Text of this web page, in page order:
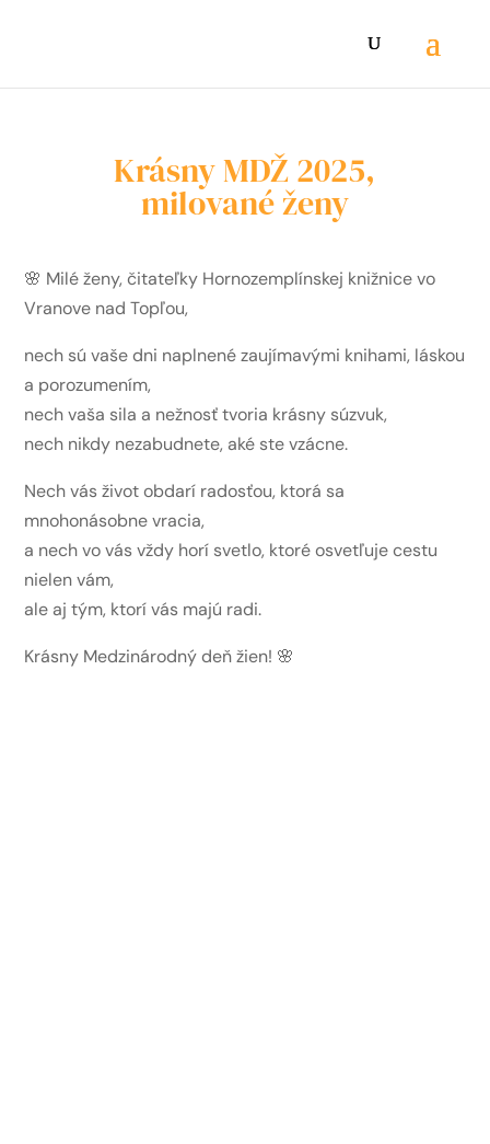
Krásny MDŽ 2025,
milované ženy
🌸 Milé ženy, čitateľky Hornozemplínskej knižnice vo
Vranove nad Topľou,
nech sú vaše dni naplnené zaujímavými knihami, láskou
a porozumením,
nech vaša sila a nežnosť tvoria krásny súzvuk,
nech nikdy nezabudnete, aké ste vzácne.
Nech vás život obdarí radosťou, ktorá sa
mnohonásobne vracia,
a nech vo vás vždy horí svetlo, ktoré osvetľuje cestu
nielen vám,
ale aj tým, ktorí vás majú radi.
Krásny Medzinárodný deň žien! 🌸